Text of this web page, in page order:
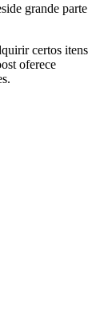
grande parte
certos itens
oferece